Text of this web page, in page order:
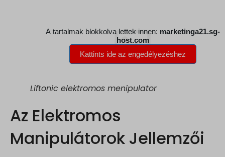
Liftonic elektromos menipulator
Az Elektromos
Manipulátorok Jellemzői